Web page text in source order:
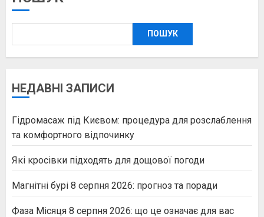
ПОШУК
НЕДАВНІ ЗАПИСИ
Гідромасаж під Києвом: процедура для розслаблення
та комфортного відпочинку
Які кросівки підходять для дощової погоди
Магнітні бурі 8 серпня 2026: прогноз та поради
Фаза Місяця 8 серпня 2026: що це означає для вас